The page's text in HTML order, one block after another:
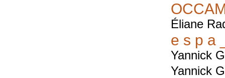
Éliane
e s p a
Yannick
Yannick